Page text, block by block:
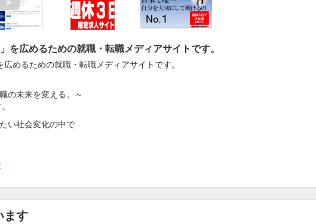
を広めるための就職・転職メディアサイトです。
広めるための就職・転職メディアサイトです。
の未来を変える。～
い社会変化の中で
ます